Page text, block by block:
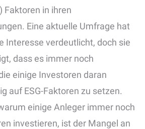
Faktoren in ihren
Eine aktuelle Umfrage hat
Interesse verdeutlicht, doch sie
dass es immer noch
einige Investoren daran
auf ESG-Faktoren zu setzen.
einige Anleger immer noch
investieren, ist der Mangel an